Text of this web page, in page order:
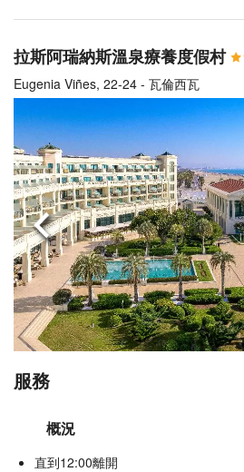
拉斯阿瑞納斯溫泉療養度假村
Eugenia Viñes, 22-24 - 瓦倫西瓦
上一頁
服務
概況
直到12:00離開